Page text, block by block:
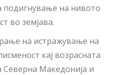
подигнување на нивото
во земјава.
на истражување на
кај возрасната
Северна Македонија и